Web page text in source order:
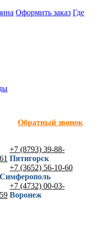
Оформить заказ Где
Обратный звонок
+7 (8793) 39-88-
61 Пятигорск
+7 (3652) 56-10-60
Симферополь
+7 (4732) 00-03-
59 Воронеж